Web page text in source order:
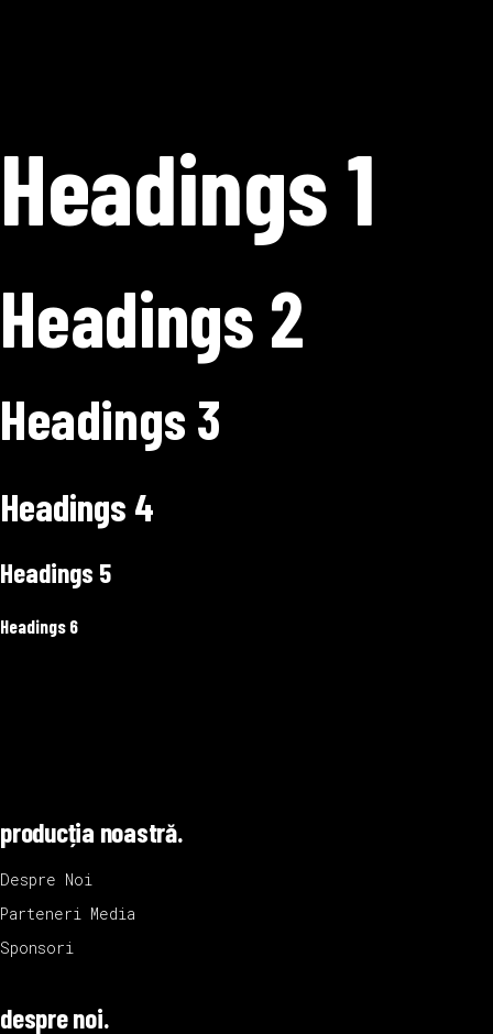
Headings 1
Headings 2
Headings 3
Headings 4
Headings 5
Headings 6
producția noastră.
Despre Noi
Parteneri Media
Sponsori
despre noi.